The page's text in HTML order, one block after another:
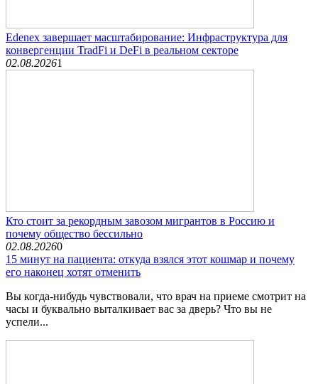
Edenex завершает масштабирование: Инфраструктура для
конвергенции TradFi и DeFi в реальном секторе
02.08.20261
Кто стоит за рекордным завозом мигрантов в Россию и
почему общество бессильно
02.08.20260
15 минут на пациента: откуда взялся этот кошмар и почему
его наконец хотят отменить
Вы когда-нибудь чувствовали, что врач на приеме смотрит на
часы и буквально выталкивает вас за дверь? Что вы не
успели...